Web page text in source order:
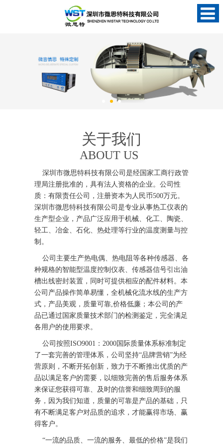
关于我们
ABOUT US
深圳市微思特科技有限公司是经国家工商行政管
理局注册批准的，具有法人资格的企业。公司性
质：有限责任公司，注册资本为人民币500万元。
深圳市微思特科技有限公司是专业从事热工仪表的
生产型企业，产品广泛应用于机械、化工、陶瓷、
轻工、冶金、石化、热处理等行业的温度测量与控
制。
公司主要生产热电偶、热电阻等各种传感器、各
种规格的智能型温度控制仪表、传感器信号引出油
槽出线密封装置，同时可提供相应的配件材料。本
公司产品操作简单易懂，全机械化流水线的生产方
式，产品美观，质量可靠,价格低廉；本公司的产
品已通过国家质量技术部门的检测鉴定，完全满足
各用户的使用要求。
公司按照ISO9001：2000国际质量体系标准制定
了一套完善的管理体系，公司坚持“品牌营销”为经
营原则，不断开拓创新，致力于不断推出优质的产
品以满足客户的需要，以细致完善的售后服务体系
来保证您获得可靠、及时的信誉和细致周到的服
务，因为我们知道，质量的可靠是产品的基础，只
有不断满足客户对品质的追求，才能赢得市场、赢
得客户。
“一流的品质、一流的服务、最低的价格”是我们